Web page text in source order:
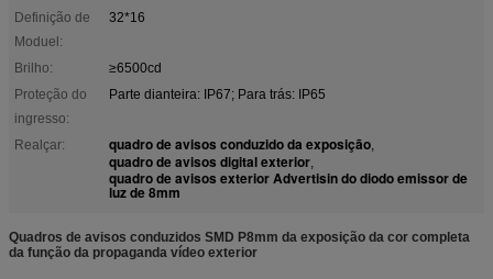
Definição de
Moduel:
32*16
Brilho:
≥6500cd
Proteção do
ingresso:
Parte dianteira: IP67; Para trás: IP65
Realçar: quadro de avisos conduzido da exposição,
quadro de avisos digital exterior,
quadro de avisos exterior Advertisin do diodo emissor de
luz de 8mm
Quadros de avisos conduzidos SMD P8mm da exposição da cor completa
da função da propaganda vídeo exterior